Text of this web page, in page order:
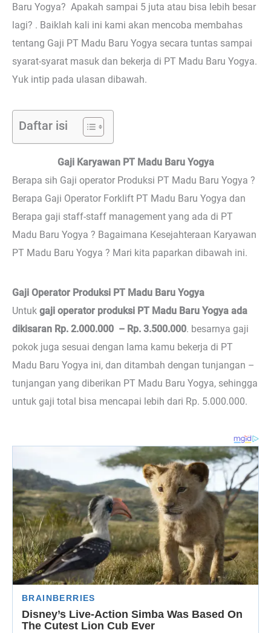
Baru Yogya? Apakah sampai 5 juta atau bisa lebih besar
lagi? . Baiklah kali ini kami akan mencoba membahas
tentang Gaji PT Madu Baru Yogya secara tuntas sampai
syarat-syarat masuk dan bekerja di PT Madu Baru Yogya.
Yuk intip pada ulasan dibawah.
Daftar isi
Gaji Karyawan PT Madu Baru Yogya
Berapa sih Gaji operator Produksi PT Madu Baru Yogya ?
Berapa Gaji Operator Forklift PT Madu Baru Yogya dan
Berapa gaji staff-staff management yang ada di PT
Madu Baru Yogya ? Bagaimana Kesejahteraan Karyawan
PT Madu Baru Yogya ? Mari kita paparkan dibawah ini.
Gaji Operator Produksi PT Madu Baru Yogya
Untuk gaji operator produksi PT Madu Baru Yogya ada
dikisaran Rp. 2.000.000 – Rp. 3.500.000. besarnya gaji
pokok juga sesuai dengan lama kamu bekerja di PT
Madu Baru Yogya ini, dan ditambah dengan tunjangan –
tunjangan yang diberikan PT Madu Baru Yogya, sehingga
untuk gaji total bisa mencapai lebih dari Rp. 5.000.000.